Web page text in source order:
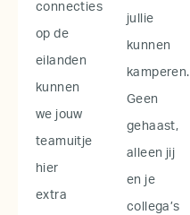
connecties
op de
eilanden
kunnen
we jouw
teamuitje
hier
extra
jullie
kunnen
kamperen.
Geen
gehaast,
alleen jij
en je
collega’s